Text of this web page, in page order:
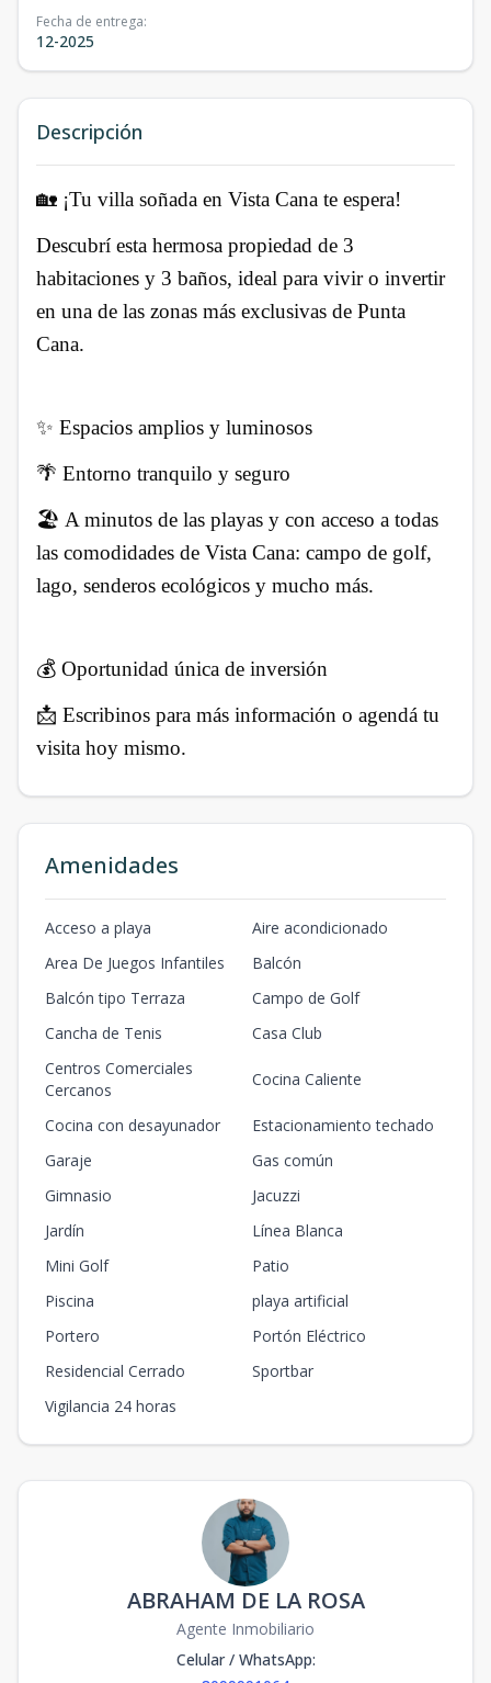
Fecha de entrega:
12-2025
Descripción
🏡 ¡Tu villa soñada en Vista Cana te espera!
Descubrí esta hermosa propiedad de 3
habitaciones y 3 baños, ideal para vivir o invertir
en una de las zonas más exclusivas de Punta
Cana.
✨ Espacios amplios y luminosos
🌴 Entorno tranquilo y seguro
🏖️ A minutos de las playas y con acceso a todas
las comodidades de Vista Cana: campo de golf,
lago, senderos ecológicos y mucho más.
💰 Oportunidad única de inversión
📩 Escribinos para más información o agendá tu
visita hoy mismo.
Amenidades
Acceso a playa
Aire acondicionado
Area De Juegos Infantiles
Balcón
Balcón tipo Terraza
Campo de Golf
Cancha de Tenis
Casa Club
Centros Comerciales
Cercanos
Cocina Caliente
Cocina con desayunador
Estacionamiento techado
Garaje
Gas común
Gimnasio
Jacuzzi
Jardín
Línea Blanca
Mini Golf
Patio
Piscina
playa artificial
Portero
Portón Eléctrico
Residencial Cerrado
Sportbar
Vigilancia 24 horas
ABRAHAM DE LA ROSA
Agente Inmobiliario
Celular / WhatsApp: